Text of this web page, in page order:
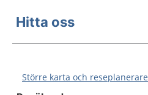
Hitta oss
Större karta och reseplanerare